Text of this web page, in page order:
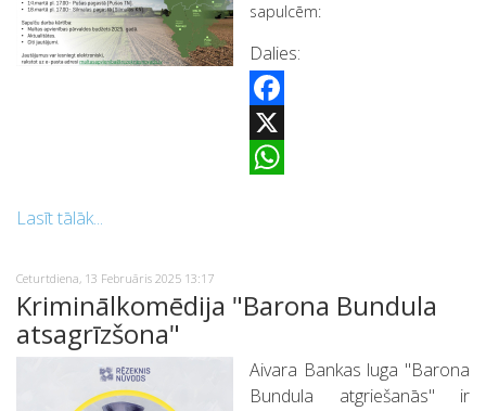
sapulcēm:
Dalies:
Facebook
X
Lasīt tālāk...
Ceturtdiena, 13 Februāris 2025 13:17
Kriminālkomēdija "Barona Bundula
atsagrīzšona"
Aivara Bankas luga "Barona
Bundula atgriešanās" ir